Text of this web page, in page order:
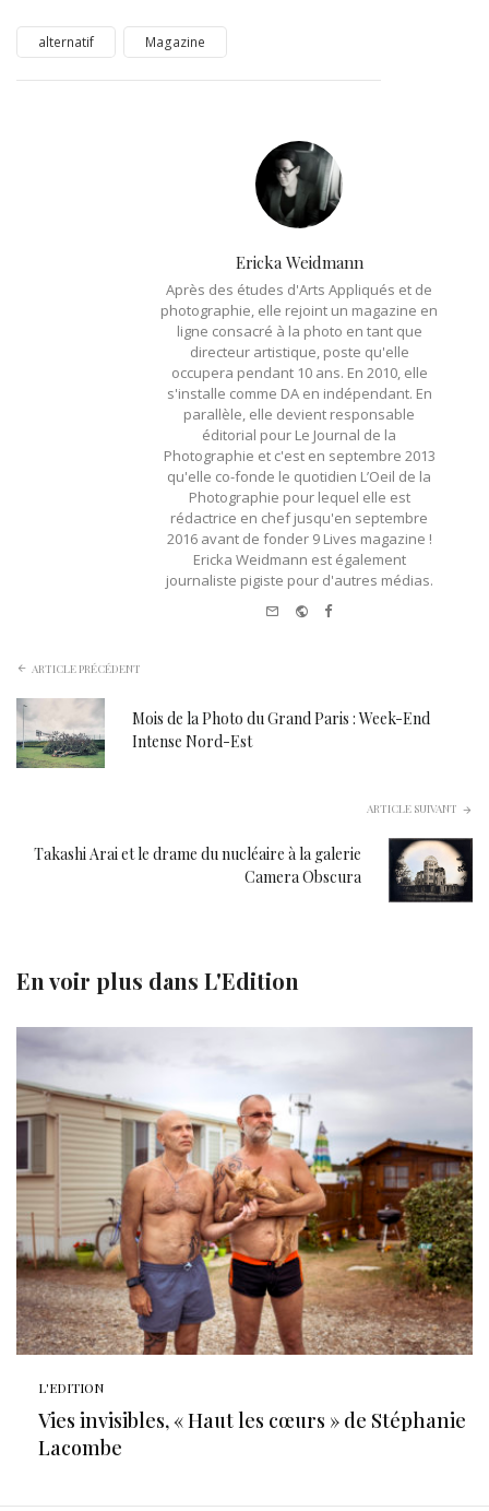
alternatif Magazine
Ericka Weidmann
Après des études d'Arts Appliqués et de
photographie, elle rejoint un magazine en
ligne consacré à la photo en tant que
directeur artistique, poste qu'elle
occupera pendant 10 ans. En 2010, elle
s'installe comme DA en indépendant. En
parallèle, elle devient responsable
éditorial pour Le Journal de la
Photographie et c'est en septembre 2013
qu'elle co-fonde le quotidien L’Oeil de la
Photographie pour lequel elle est
rédactrice en chef jusqu'en septembre
2016 avant de fonder 9 Lives magazine !
Ericka Weidmann est également
journaliste pigiste pour d'autres médias.
Website
Facebook
ARTICLE PRÉCÉDENT
Mois de la Photo du Grand Paris : Week-End
Intense Nord-Est
ARTICLE SUIVANT
Takashi Arai et le drame du nucléaire à la galerie
Camera Obscura
En voir plus dans L'Edition
L'EDITION
Vies invisibles, « Haut les cœurs » de Stéphanie
Lacombe